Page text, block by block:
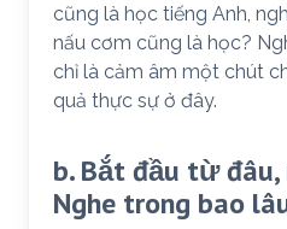
cũng là học tiếng Anh,
nấu cơm cũng là học?
chỉ là cảm âm một chút
quả thực sự ở đây.
b. Bắt đầu từ
Nghe trong bao